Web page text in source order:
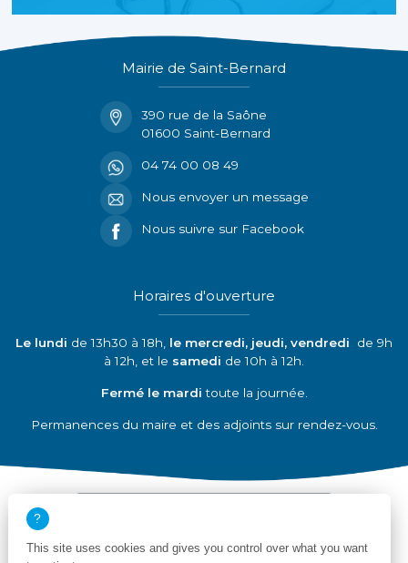
Mairie de Saint-Bernard
390 rue de la Saône
01600 Saint-Bernard
04 74 00 08 49
Nous envoyer un message
Nous suivre sur Facebook
Horaires d'ouverture
Le lundi de 13h30 à 18h, le mercredi, jeudi, vendredi de 9h
à 12h, et le samedi de 10h à 12h.
Fermé le marditoute la journée.
Permanences du maire et des adjoints sur rendez-vous.
This site uses cookies and gives you control over what you want